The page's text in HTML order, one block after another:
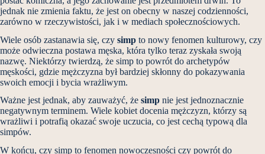
jednak nie zmienia faktu, że jest on obecny w naszej codzienności,
zarówno w rzeczywistości, jak i w mediach społecznościowych.
Wiele osób zastanawia się, czy simp to nowy fenomen kulturowy, czy
może odwieczna postawa męska, która tylko teraz zyskała swoją
nazwę. Niektórzy twierdzą, że simp to powrót do archetypów
męskości, gdzie mężczyzna był bardziej skłonny do pokazywania
swoich emocji i bycia wrażliwym.
Ważne jest jednak, aby zauważyć, że simp nie jest jednoznacznie
negatywnym terminem. Wiele kobiet docenia mężczyzn, którzy są
wrażliwi i potrafią okazać swoje uczucia, co jest cechą typową dla
simpów.
W końcu, czy simp to fenomen nowoczesności czy powrót do